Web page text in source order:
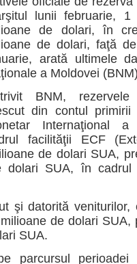
lunii februarie, 1
de dolari, în
de dolari, faţă
arată ultimele
a Moldovei
BNM,
din contul
Internaţional
facilităţii ECF
de dolari SUA,
dolari SUA, în cadrul
şi datorită veniturilor,
de dolari SUA,
SUA.
parcursul perioadei